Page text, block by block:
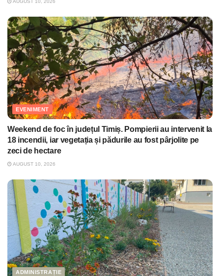
AUGUST 10, 2026
EVENIMENT
Weekend de foc în județul Timiș. Pompierii au intervenit la
18 incendii, iar vegetația și pădurile au fost pârjolite pe
zeci de hectare
AUGUST 10, 2026
ADMINISTRAȚIE